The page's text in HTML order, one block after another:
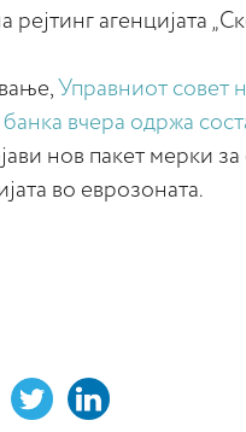
рејтинг агенцијата
Управниот совет
вчера одржа
нов пакет мерки
во еврозоната.